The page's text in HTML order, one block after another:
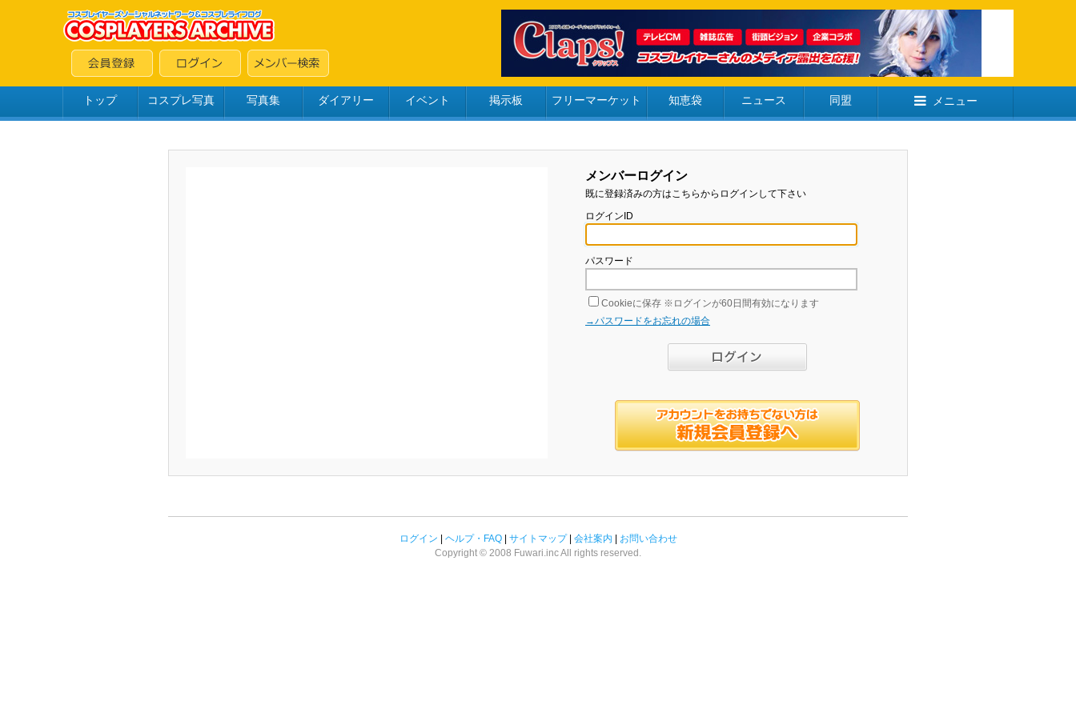
トップ コスプレ写真 写真集 ダイアリー イベント 掲示板 フリーマーケット 知恵袋 ニュース 同盟 メニュー
メンバーログイン
既に登録済みの方はこちらからログインして下さい
ログインID
パスワード
Cookieに保存 ※ログインが60日間有効になります
→パスワードをお忘れの場合
ログイン ヘルプ・FAQ| サイトマップ| 会社案内
お問い合わせ
Copyright © 2008 Fuwari.inc All rights reserved.